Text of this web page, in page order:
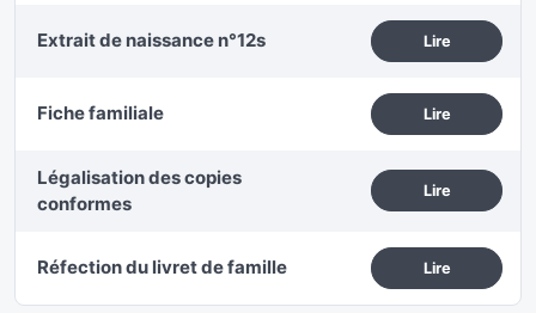
Extrait de naissance n°12s Lire
Fiche familiale Lire
Légalisation des copies
conformes
Lire
Réfection du livret de famille Lire